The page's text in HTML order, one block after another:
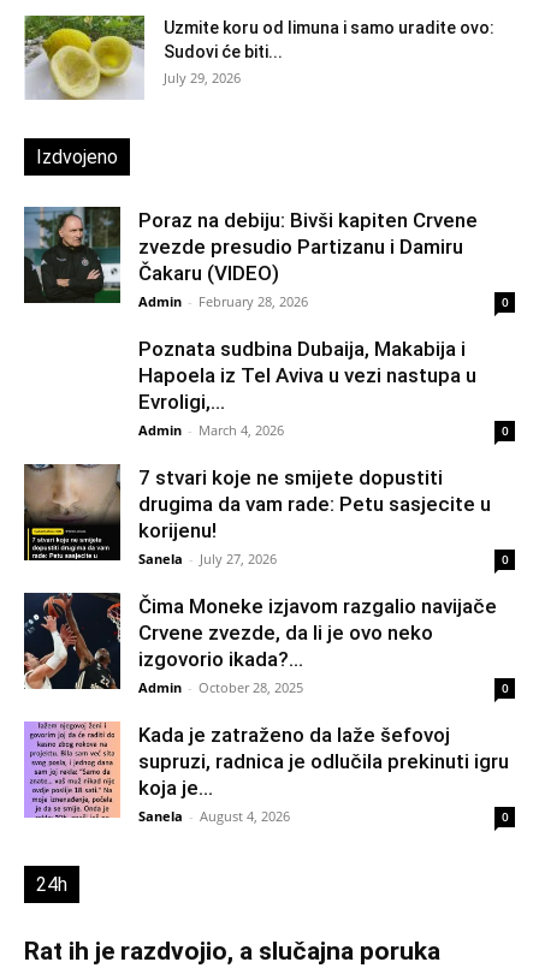
Uzmite koru od limuna i samo uradite ovo:
Sudovi će biti...
July 29, 2026
Izdvojeno
Poraz na debiju: Bivši kapiten Crvene
zvezde presudio Partizanu i Damiru
Čakaru (VIDEO)
Admin - February 28, 2026 0
Poznata sudbina Dubaija, Makabija i
Hapoela iz Tel Aviva u vezi nastupa u
Evroligi,...
Admin - March 4, 2026 0
7 stvari koje ne smijete dopustiti
drugima da vam rade: Petu sasjecite u
korijenu!
Sanela - July 27, 2026 0
Čima Moneke izjavom razgalio navijače
Crvene zvezde, da li je ovo neko
izgovorio ikada?...
Admin - October 28, 2025 0
Kada je zatraženo da laže šefovoj
supruzi, radnica je odlučila prekinuti igru
koja je...
Sanela - August 4, 2026 0
24h
Rat ih je razdvojio, a slučajna poruka